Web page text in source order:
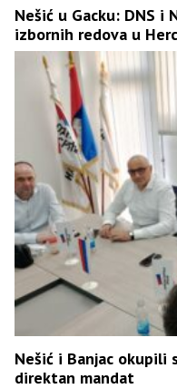
Nešić u Gacku: DNS i
izbornih redova u
Nešić i Banjac
direktan mandat